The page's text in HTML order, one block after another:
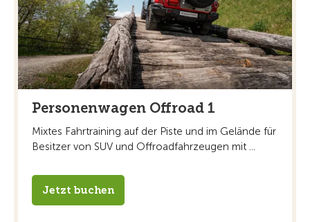
Personenwagen Offroad 1
Mixtes Fahrtraining auf der Piste und im Gelände für
Besitzer von SUV und Offroadfahrzeugen mit ...
Jetzt buchen